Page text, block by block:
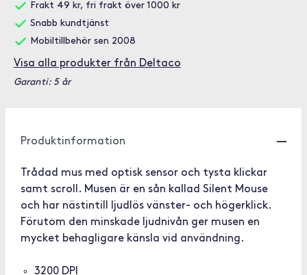
Frakt 49 kr, fri frakt över 1000 kr
Snabb kundtjänst
Mobiltillbehör sen 2008
Visa alla produkter från Deltaco
Garanti: 5 år
Produktinformation
Trådad mus med optisk sensor och tysta klickar
samt scroll. Musen är en sån kallad Silent Mouse
och har nästintill ljudlös vänster- och högerklick.
Förutom den minskade ljudnivån ger musen en
mycket behagligare känsla vid användning.
3200 DPI